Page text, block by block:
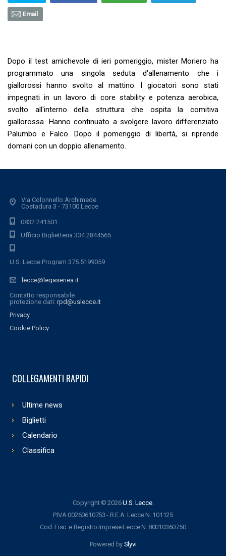
Email
Dopo il test amichevole di ieri pomeriggio, mister Moriero ha
programmato una singola seduta d'allenamento che i
giallorossi hanno svolto al mattino. I giocatori sono stati
impegnati in un lavoro di core stability e potenza aerobica,
svolto all'interno della struttura che ospita la comitiva
giallorossa. Hanno continuato a svolgere lavoro differenziato
Palumbo e Falco. Dopo il pomeriggio di libertà, si riprende
domani con un doppio allenamento.
Via Colonnello Archimede
Costadura 3 - 73100 Lecce
0832.241501
Ufficio Biglietteria 334.2844565
U.S. Lecce Program 375.5199059
lecce@legaseriea.it
Contatto responsabile
protezione dati: rpd@uslecce.it
Privacy
Cookie Policy
COLLEGAMENTI RAPIDI
Ultime news
Biglietti
Calendario
Classifica
Copyright © 2026U.S. Lecce.
P.IVA 00260610753 - R.E.A. Lecce N. 101125
Cod. Fisc. e Registro Imprese Lecce N. 80010360750
Powered by Slyvi